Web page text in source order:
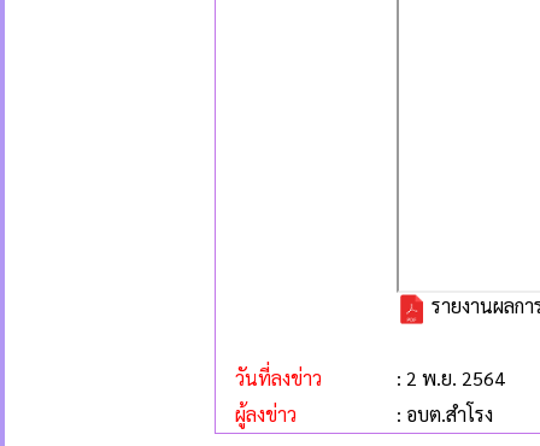
รายงานผลก
วันที่ลงข่าว
: 2 พ.ย. 2564
ผู้ลงข่าว
: อบต.สำโรง